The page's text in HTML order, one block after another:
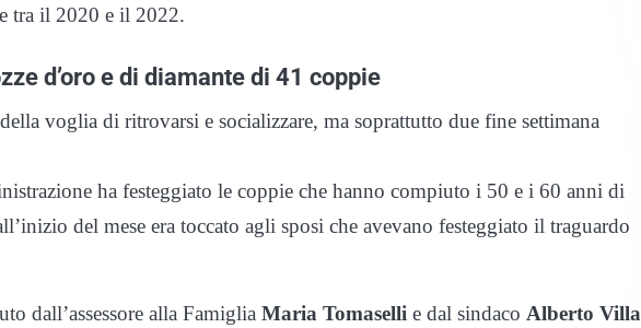
tra il 2020 e il 2022.
d’oro e di diamante di 41 coppie
voglia di ritrovarsi e socializzare, ma soprattutto due fine settimana
ha festeggiato le coppie che hanno compiuto i 50 e i 60 anni di
del mese era toccato agli sposi che avevano festeggiato il traguardo
dall’assessore alla Famiglia Maria Tomaselli e dal sindaco Alberto Villa